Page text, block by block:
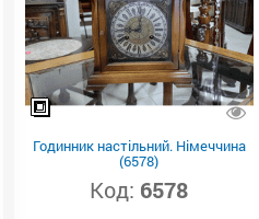
Годинник настільний. Німеччина
(6578)
Код: 6578